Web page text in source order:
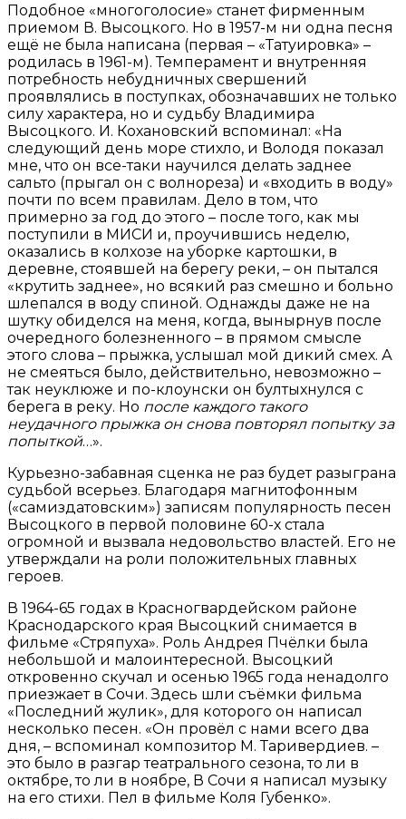
Подобное «многоголосие» станет фирменным
приемом В. Высоцкого. Но в 1957-м ни одна песня
ещё не была написана (первая – «Татуировка» –
родилась в 1961-м). Темперамент и внутренняя
потребность небудничных свершений
проявлялись в поступках, обозначавших не только
силу характера, но и судьбу Владимира
Высоцкого. И. Кохановский вспоминал: «На
следующий день море стихло, и Володя показал
мне, что он все-таки научился делать заднее
сальто (прыгал он с волнореза) и «входить в воду»
почти по всем правилам. Дело в том, что
примерно за год до этого – после того, как мы
поступили в МИСИ и, проучившись неделю,
оказались в колхозе на уборке картошки, в
деревне, стоявшей на берегу реки, – он пытался
«крутить заднее», но всякий раз смешно и больно
шлепался в воду спиной. Однажды даже не на
шутку обиделся на меня, когда, вынырнув после
очередного болезненного – в прямом смысле
этого слова – прыжка, услышал мой дикий смех. А
не смеяться было, действительно, невозможно –
так неуклюже и по-клоунски он бултыхнулся с
берега в реку. Но после каждого такого
неудачного прыжка он снова повторял попытку за
попыткой…».
Курьезно-забавная сценка не раз будет разыграна
судьбой всерьез. Благодаря магнитофонным
(«самиздатовским») записям популярность песен
Высоцкого в первой половине 60-х стала
огромной и вызвала недовольство властей. Его не
утверждали на роли положительных главных
героев.
В 1964-65 годах в Красногвардейском районе
Краснодарского края Высоцкий снимается в
фильме «Стряпуха». Роль Андрея Пчёлки была
небольшой и малоинтересной. Высоцкий
откровенно скучал и осенью 1965 года ненадолго
приезжает в Сочи. Здесь шли съёмки фильма
«Последний жулик», для которого он написал
несколько песен. «Он провёл с нами всего два
дня, – вспоминал композитор М. Таривердиев. –
это было в разгар театрального сезона, то ли в
октябре, то ли в ноябре, В Сочи я написал музыку
на его стихи. Пел в фильме Коля Губенко».